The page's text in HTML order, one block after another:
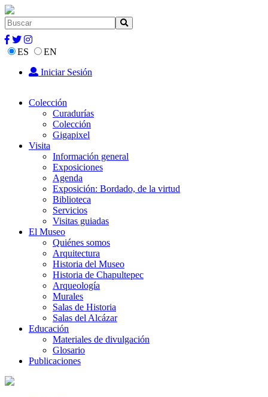
ES
EN
Iniciar Sesión
Colección
Curadurías
Colección
Gigapixel
Visita
Información general
Exposiciones
Agenda
Exposición: Bordado, de la virtud
Biblioteca
Servicios
Visitas guiadas
El Museo
Quiénes somos
Arquitectura
Historia del Museo
Historia de Chapultepec
Arqueología
Murales
Salas de Historia
Salas del Alcázar
Educación
Materiales de divulgación
Glosario
Publicaciones